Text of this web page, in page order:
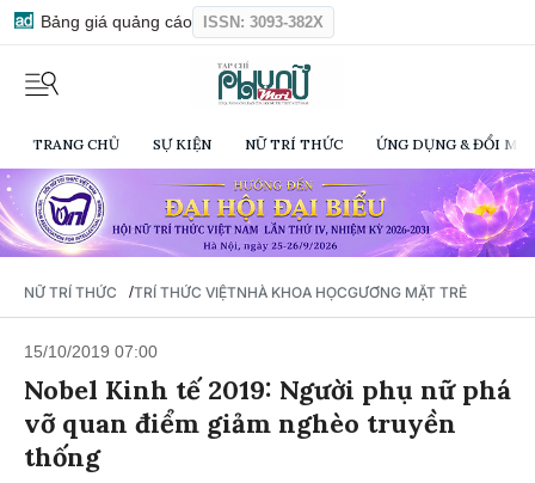
Bảng giá quảng cáo ISSN: 3093-382X
TRANG CHỦ SỰ KIỆN NỮ TRÍ THỨC ỨNG DỤNG & ĐỔI
NỮ TRÍ THỨC /TRÍ THỨC VIỆTNHÀ KHOA HỌCGƯƠNG MẶT TRẺ
15/10/2019 07:00
Nobel Kinh tế 2019: Người phụ nữ phá
vỡ quan điểm giảm nghèo truyền
thống